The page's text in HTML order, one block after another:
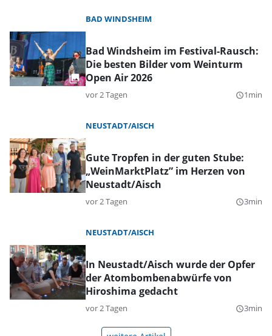
BAD WINDSHEIM
Bad Windsheim im Festival-Rausch:
Die besten Bilder vom Weinturm
Open Air 2026
vor 2 Tagen query_builder1min
NEUSTADT/AISCH
Gute Tropfen in der guten Stube:
„WeinMarktPlatz” im Herzen von
Neustadt/Aisch
vor 2 Tagen query_builder3min
NEUSTADT/AISCH
In Neustadt/Aisch wurde der Opfer
der Atombombenabwürfe von
Hiroshima gedacht
vor 2 Tagen query_builder3min